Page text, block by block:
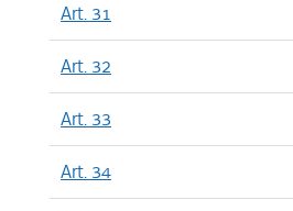
Art. 31
Art. 32
Art. 33
Art. 34